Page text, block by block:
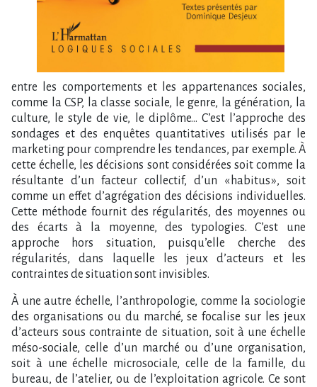
entre les comportements et les appartenances sociales,
comme la CSP, la classe sociale, le genre, la génération, la
culture, le style de vie, le diplôme… C’est l’approche des
sondages et des enquêtes quantitatives utilisés par le
marketing pour comprendre les tendances, par exemple. À
cette échelle, les décisions sont considérées soit comme la
résultante d’un facteur collectif, d’un « habitus », soit
comme un effet d’agrégation des décisions individuelles.
Cette méthode fournit des régularités, des moyennes ou
des écarts à la moyenne, des typologies. C’est une
approche hors situation, puisqu’elle cherche des
régularités, dans laquelle les jeux d’acteurs et les
contraintes de situation sont invisibles.
À une autre échelle, l’anthropologie, comme la sociologie
des organisations ou du marché, se focalise sur les jeux
d’acteurs sous contrainte de situation, soit à une échelle
méso-sociale, celle d’un marché ou d’une organisation,
soit à une échelle microsociale, celle de la famille, du
bureau, de l’atelier, ou de l’exploitation agricole. Ce sont